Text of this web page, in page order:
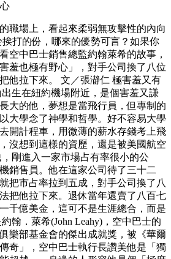
職場上，看起來柔弱無攻擊性的內向
打的份，哪來的優勢可言？如果你
空中巴士銷售總監約翰萊希的故事，
羞也極有野心」，對手公司換了八位
他拉下來。 文／張瀞仁 極害羞又有
生在紐約機場附近，是個害羞又謙
大的他，夢想是當飛行員，但專制的
大學念了神學和哲學。好不容易大學
開計程車，用微薄的薪水存錢考上飛
沒想到這樣的資歷，還是被美國航空
剛進入一家市場占有率很小的公
銷售員。他在這家公司待了三十二
把市占率拉到五成，對手公司換了八
把他拉下來。退休當年還賣了八百七
千億美金，這可不是生涯總合，而是
翰．萊希(John Leahy)，空中巴士的
樂部基金會的傑出成就獎，被《華爾
奇」，空中巴士執行長讚美他是「獨